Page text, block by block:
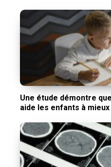
Une étude démontre
aide les enfants à